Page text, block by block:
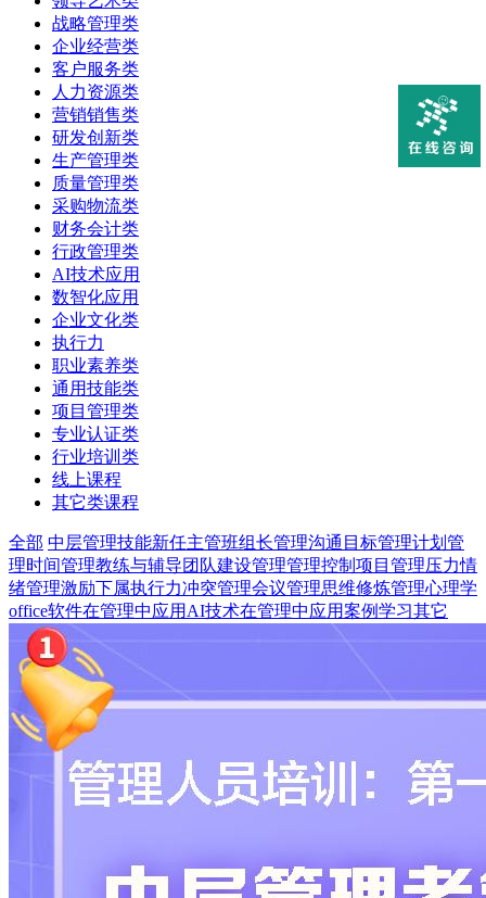
战略管理类
企业经营类
客户服务类
人力资源类
营销销售类
研发创新类
生产管理类
质量管理类
采购物流类
财务会计类
行政管理类
AI技术应用
数智化应用
企业文化类
执行力
职业素养类
通用技能类
项目管理类
专业认证类
行业培训类
线上课程
其它类课程
全部 中层管理技能新任主管班组长管理沟通 目标管理计划管
理时间管理教练与辅导团队建设管理管理控制 项目管理压力情
绪管理激励下属执行力冲突管理会议管理思维修炼管理心理学
office软件在管理中应用 AI技术在管理中应用案例学习其它